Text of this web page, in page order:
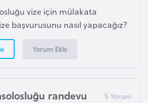
vize için mülakata
başvurusunu nasıl yapacağız?
Yorum Ekle
randevu